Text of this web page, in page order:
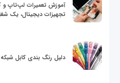
آموزش تعمیرات لپ‌تاپ و
تجهیزات دیجیتال، یک
دلیل رنگ بندی کابل شبکه